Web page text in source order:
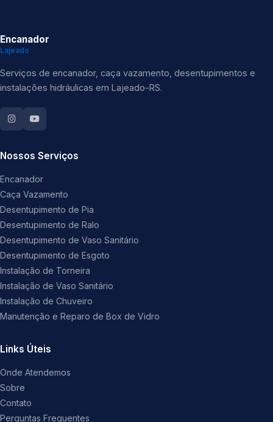
Encanador
Lajeado
Serviços de encanador, caça vazamento, desentupimentos e
instalações hidráulicas em Lajeado-RS.
Nossos Serviços
Encanador
Caça Vazamento
Desentupimento de Pia
Desentupimento de Ralo
Desentupimento de Vaso Sanitário
Desentupimento de Esgoto
Instalação de Torneira
Instalação de Vaso Sanitário
Instalação de Chuveiro
Manutenção e Reparo de Box de Vidro
Links Úteis
Onde Atendemos
Sobre
Contato
Perguntas Frequentes